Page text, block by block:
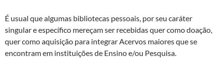
É usual que algumas bibliotecas pessoais, por seu caráter
singular e específico mereçam ser recebidas quer como doação,
quer como aquisição para integrar Acervos maiores que se
encontram em instituições de Ensino e/ou Pesquisa.